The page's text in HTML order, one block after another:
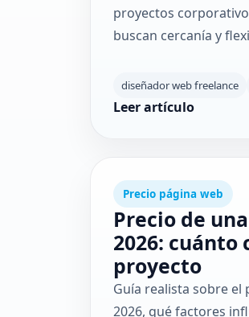
proyectos
buscan cercanía y
diseñador web freelance
Leer artículo
Precio página web
Precio de
2026: cuánto
proyecto
Guía realista sobre el
2026, qué factores